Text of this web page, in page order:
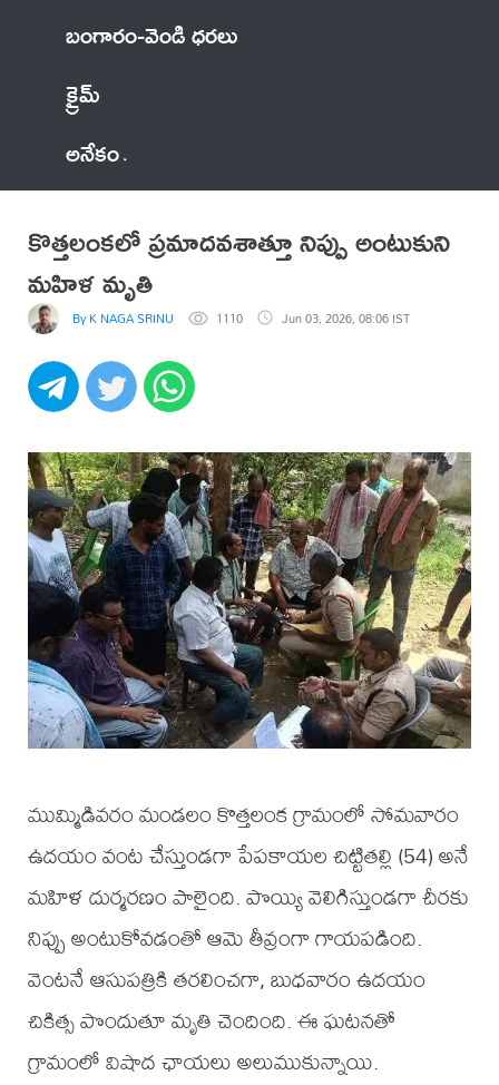
బంగారం-వెండి ధరలు
క్రైమ్
అనేకం
కొత్తలంకలో ప్రమాదవశాత్తూ నిప్పు అంటుకుని
మహిళ మృతి
By K NAGA SRINU 1110 Jun 03, 2026, 08:06 IST
ముమ్మిడివరం మండలం కొత్తలంక గ్రామంలో సోమవారం
ఉదయం వంట చేస్తుండగా పేపకాయల చిట్టితల్లి (54) అనే
మహిళ దుర్మరణం పాలైంది. పొయ్యి వెలిగిస్తుండగా చీరకు
నిప్పు అంటుకోవడంతో ఆమె తీవ్రంగా గాయపడింది.
వెంటనే ఆసుపత్రికి తరలించగా, బుధవారం ఉదయం
చికిత్స పొందుతూ మృతి చెందింది. ఈ ఘటనతో
గ్రామంలో విషాద ఛాయలు అలుముకున్నాయి.